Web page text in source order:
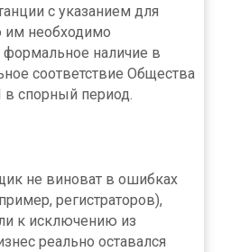
с указанием для
им необходимо
формальное наличие в
соответствие Общества
спорный период.
не виноват в ошибках
регистраторов),
к исключению из
реально оставался